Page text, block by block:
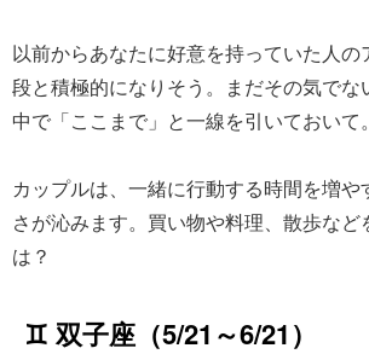
以前からあなたに好意を持っていた人の
段と積極的になりそう。まだその気でな
中で「ここまで」と一線を引いておいて。
カップルは、一緒に行動する時間を増や
さが沁みます。買い物や料理、散歩など
は？
♊ 双子座（5/21～6/21）